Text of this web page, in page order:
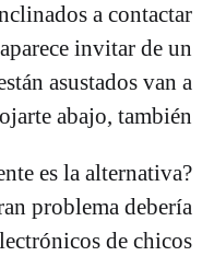
a contactar
invitar de un
asustados van a
abajo, también.
es la alternativa?
problema debería
de chicos